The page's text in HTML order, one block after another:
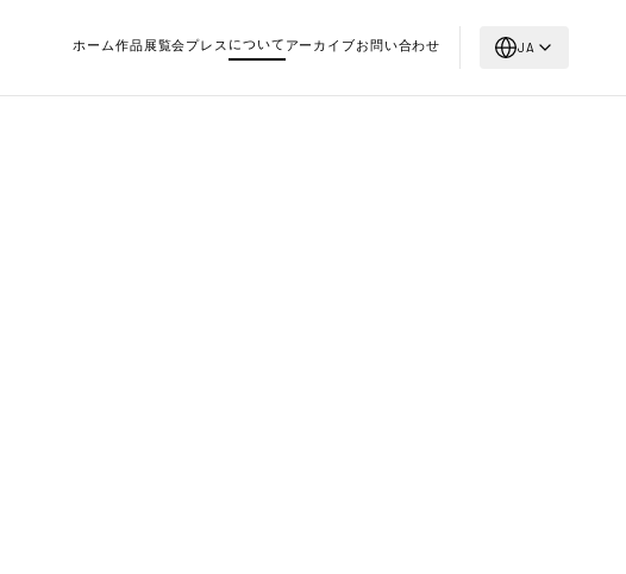
ホーム作品展覧会プレス について アーカイブお問い合わせ JA